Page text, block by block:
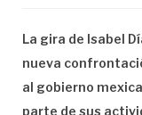
La gira de Isabel
nueva
al gobierno
parte de sus